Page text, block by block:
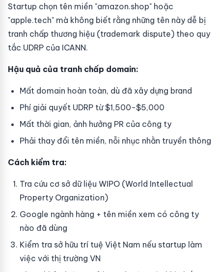
Startup chọn tên miền "amazon.shop" hoặc
"apple.tech" mà không biết rằng những tên này dễ bị
tranh chấp thương hiệu (trademark dispute) theo quy
tắc UDRP của ICANN.
Hậu quả của tranh chấp domain:
Mất domain hoàn toàn, dù đã xây dựng brand
Phí giải quyết UDRP từ $1,500-$5,000
Mất thời gian, ảnh hưởng PR của công ty
Phải thay đổi tên miền, nỗi nhục nhằn truyền thông
Cách kiểm tra:
Tra cứu cơ sở dữ liệu WIPO (World Intellectual
Property Organization)
Google ngành hàng + tên miền xem có công ty
nào đã dùng
Kiểm tra sở hữu trí tuệ Việt Nam nếu startup làm
việc với thị trường VN